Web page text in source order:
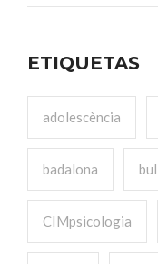
ETIQUETAS
adolescència
badalona
CIMpsicologia